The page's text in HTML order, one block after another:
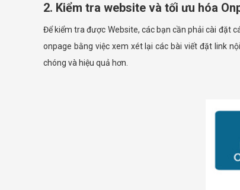
2. Kiểm tra website và tối ưu hóa
Để kiểm tra được Website, các bạn cần phải cài đặt
onpage bằng việc xem xét lại các bài viết đặt link
chóng và hiệu quả hơn.